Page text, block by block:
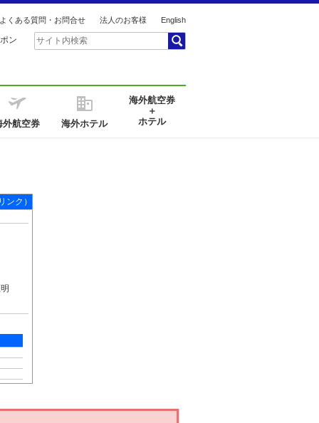
よくある質問・お問合せ 法人のお客様 English
ン
外航空券 海外ホテル
海外航空券
＋
ホテル
ンク）